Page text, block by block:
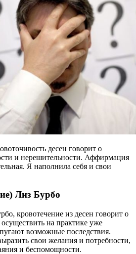
десен говорит о
и нерешительности. Аффирмация
Я наполнила себя и свои
Лиз Бурбо
кровотечение из десен говорит о
на практике уже
возможные последствия.
свои желания и потребности,
и беспомощности.